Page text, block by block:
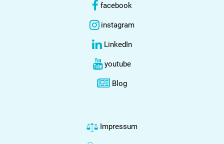
facebook
instagram
LinkedIn
youtube
Blog
Impressum